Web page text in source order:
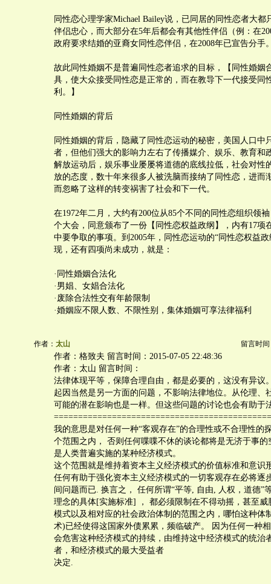
同性恋心理学家Michael Bailey说，已同居的同性恋者大都
伴侣忠心，而大部分在5年后都会有其他性伴侣（例：在
政府要求结婚的亚裔女同性恋伴侣，在2008年已宣告分手
故此同性婚姻不是普遍同性恋者追求的目标，【同性婚姻
具，使大众接受同性恋是正常的，而在教导下一代接受同
利。】
同性婚姻的背后
同性婚姻的背后，隐藏了同性恋运动的秘密，美国人口中
者，但他们强大的影响力左右了传播媒介、娱乐、教育和
解放运动后，娱乐事业屡屡将道德的底线拉低，社会对性
放的态度，数十年来很多人被洗脑而接纳了同性恋，进而
而忽略了这样的转变祸害了社会和下一代。
在1972年二月，大约有200位从85个不同的同性恋组织领
个大会，同意颁布了一份【同性恋权益政纲】，内有17项
中要争取的事项。到2005年，同性恋运动的“同性恋权益
现，还有四项尚未成功，就是：
·同性婚姻合法化
·男娼、女娼合法化
·废除合法性交有年龄限制
·婚姻应不限人数、不限性别，集体婚姻可享法律福利
作者： 太山 留言时间
作者：格致夫 留言时间：2015-07-05 22:48:36
作者：太山 留言时间：
法律体现平等，保障合理自由，都是必要的，这没有异议
起因当然是另一方面的问题，不影响法律地位。从伦理、
可能的潜在影响也是一样。但这些问题的讨论也会有助于
我的意思是对任何一种“客观存在”的合理性或不合理性的
个范围之内， 否则任何喋喋不休的谈论都将是无济于事的
是人类普遍实施的某种经济模式。
这个范围就是维持着资本主义经济模式的价值标准和意识
任何有助于强化资本主义经济模式的一切客观存在必将逐
间问题而已. 换言之， 任何所谓“平等, 自由, 人权，道德”
理念的具体[实施标准] ， 都必须限制在不得动摇，甚至威
模式以及相对应的社会政治体制的范围之内，哪怕这种体
术)已经使得这国家外债累累，频临破产。 因为任何一种
会危害这种经济模式的持续，由维持这中经济模式的统治
者，和经济模式的最大受益者
决定.